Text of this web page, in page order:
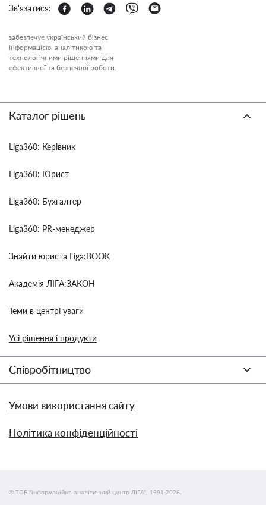
Зв'язатися:
забезпечує український бізнес
інформацією, аналітикою та
технологічними рішеннями для
ефективної та безпечної роботи.
Каталог рішень
Liga360: Керівник
Liga360: Юрист
Liga360: Бухгалтер
Liga360: PR-менеджер
Знайти юриста Liga:BOOK
Академія ЛІГА:ЗАКОН
Теми в центрі уваги
Усі рішення і продукти
Співробітництво
Умови використання сайту
Політика конфіденційності
© ТОВ "інформаційно-аналітичний центр ЛІГА", 1991-2026.